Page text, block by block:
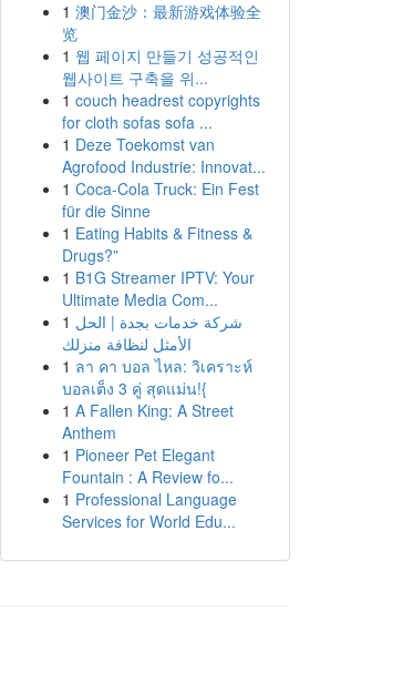
1 澳门金沙：最新游戏体验全
览
1 웹 페이지 만들기 성공적인
웹사이트 구축을 위...
1 couch headrest copyrights
for cloth sofas sofa ...
1 Deze Toekomst van
Agrofood Industrie: Innovat...
1 Coca-Cola Truck: Ein Fest
für die Sinne
1 Eating Habits & Fitness &
Drugs?”
1 B1G Streamer IPTV: Your
Ultimate Media Com...
1 شركة خدمات بجدة | الحل
الأمثل لنظافة منزلك
1 ลา คา บอล ไหล: วิเคราะห์
บอลเต็ง 3 คู่ สุดแม่น!{
1 A Fallen King: A Street
Anthem
1 Pioneer Pet Elegant
Fountain : A Review fo...
1 Professional Language
Services for World Edu...